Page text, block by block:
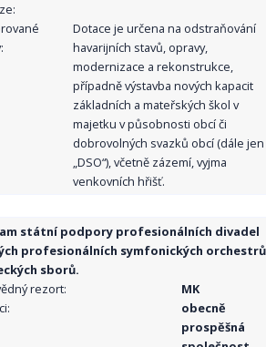
Dotace je určena na odstraňování
havarijních stavů, opravy,
modernizace a rekonstrukce,
případně výstavba nových kapacit
základních a mateřských škol v
majetku v působnosti obcí či
dobrovolných svazků obcí (dále jen
„DSO“), včetně zázemí, vyjma
venkovních hřišť.
státní podpory profesionálních divadel
profesionálních symfonických orchestrů
sborů.
rezort:
MK
obecně
prospěšná